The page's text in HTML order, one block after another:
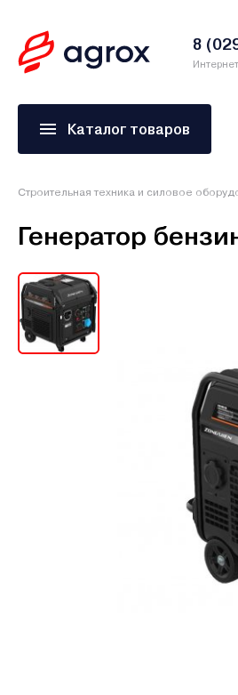
8
Каталог товаров
Строительная техника и силовое
Генератор